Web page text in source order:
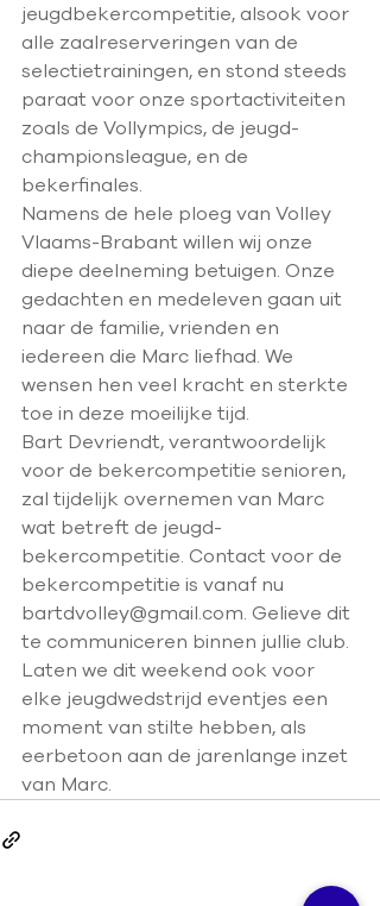
jeugdbekercompetitie, alsook voor
alle zaalreserveringen van de
selectietrainingen, en stond steeds
paraat voor onze sportactiviteiten
zoals de Vollympics, de jeugd-
championsleague, en de
bekerfinales.
Namens de hele ploeg van Volley
Vlaams-Brabant willen wij onze
diepe deelneming betuigen. Onze
gedachten en medeleven gaan uit
naar de familie, vrienden en
iedereen die Marc liefhad. We
wensen hen veel kracht en sterkte
toe in deze moeilijke tijd.
Bart Devriendt, verantwoordelijk
voor de bekercompetitie senioren,
zal tijdelijk overnemen van Marc
wat betreft de jeugd-
bekercompetitie. Contact voor de
bekercompetitie is vanaf nu
bartdvolley@gmail.com. Gelieve dit
te communiceren binnen jullie club.
Laten we dit weekend ook voor
elke jeugdwedstrijd eventjes een
moment van stilte hebben, als
eerbetoon aan de jarenlange inzet
van Marc.